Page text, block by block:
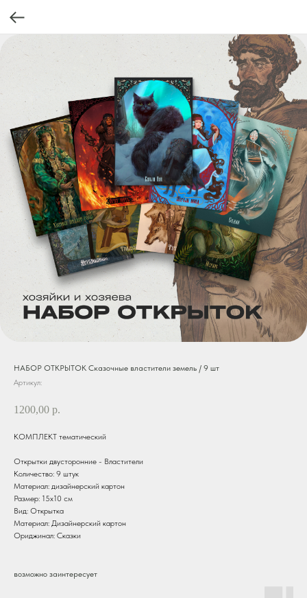
НАБОР ОТКРЫТОК Сказочные властители земель / 9 шт
Артикул:
1200,00 р.
КОМПЛЕКТ тематический
Открытки двусторонние - Властители
Количество: 9 штук
Материал: дизайнерский картон
Размер: 15х10 см
Вид: Открытка
Материал: Дизайнерский картон
Ориджинал: Сказки
возможно заинтересует